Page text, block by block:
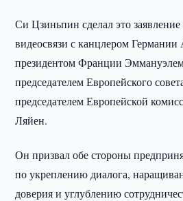
Си Цзиньпин сделал это
видеосвязи с канцлером
президентом Франции
председателем Европейского
председателем Европейской
Ляйен.
Он призвал обе стороны
по укреплению диалога,
доверия и углублению